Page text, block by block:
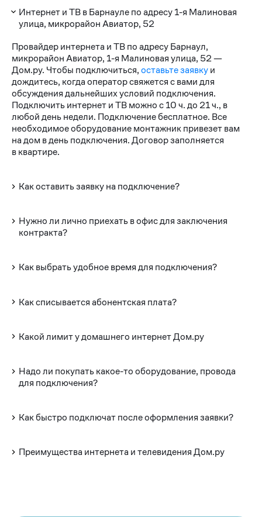
Интернет и ТВ в Барнауле по адресу 1-я Малиновая
улица, микрорайон Авиатор, 52
Провайдер интернета и ТВ по адресу Барнаул,
микрорайон Авиатор, 1-я Малиновая улица, 52 —
Дом.ру. Чтобы подключиться,оставьте заявкуи
дождитесь, когда оператор свяжется с вами для
обсуждения дальнейших условий подключения.
Подключить интернет и ТВ можно с 10 ч. до 21 ч., в
любой день недели. Подключение бесплатное. Все
необходимое оборудование монтажник привезет вам
на дом в день подключения. Договор заполняется
в квартире.
Как оставить заявку на подключение?
Нужно ли лично приехать в офис для заключения
контракта?
Как выбрать удобное время для подключения?
Как списывается абонентская плата?
Какой лимит у домашнего интернет Дом.ру
Надо ли покупать какое-то оборудование, провода
для подключения?
Как быстро подключат после оформления заявки?
Преимущества интернета и телевидения Дом.ру